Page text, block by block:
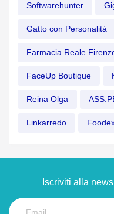
Softwarehunter
Gatto con Personalità
Farmacia Reale
FaceUp Boutique
Reina Olga
Linkarredo
Iscriviti alla